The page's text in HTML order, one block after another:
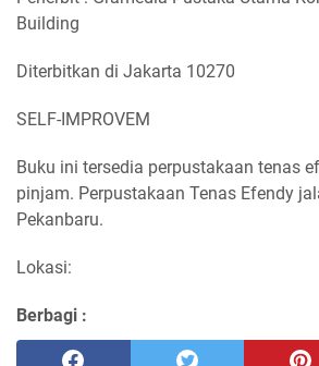
Building
Diterbitkan di Jakarta 10270
SELF-IMPROVEM
Buku ini tersedia perpustakaan tenas
pinjam. Perpustakaan Tenas Efendy
Pekanbaru.
Lokasi:
Berbagi :